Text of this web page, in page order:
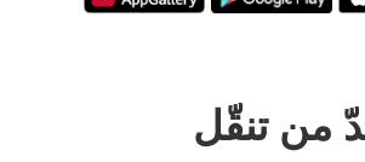
من تنقّل